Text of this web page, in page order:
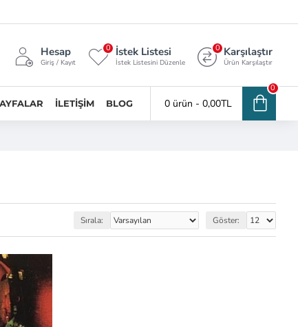
Hesap
Giriş / Kayıt
İstek Listesi
İstek Listesini Düzenle
0 Karşılaştır
Ürün Karşılaştır
0
İLETIŞIM BLOG 0 ürün - 0,00TL
0
Sırala: Göster: